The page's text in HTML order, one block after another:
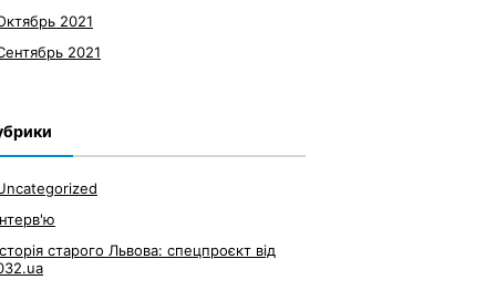
2021
2021
старого Львова: спецпроєкт від